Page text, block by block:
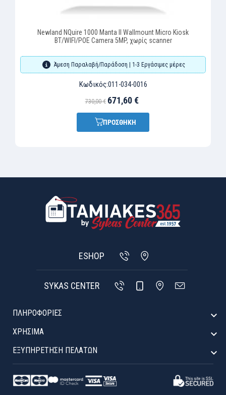
Newland NQuire 1000 Manta II Wallmount Micro Kiosk
BT/WIFI/POE Camera 5MP, χωρίς scanner
Άμεση Παραλαβή/Παράδοση | 1-3 Εργάσιμες μέρες
011-034-0016
671,60 €
ΠΡΟΣΘΗΚΗ
ESHOP
SYKAS CENTER
ΠΛΗΡΟΦΟΡΙΕΣ 
ΧΡΉΣΙΜΑ 
ΕΞΥΠΗΡΈΤΗΣΗ ΠΕΛΑΤΏΝ 